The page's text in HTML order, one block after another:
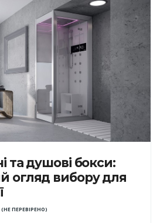
та душові бокси:
огляд вибору для
ПЕРЕВІРЕНО)